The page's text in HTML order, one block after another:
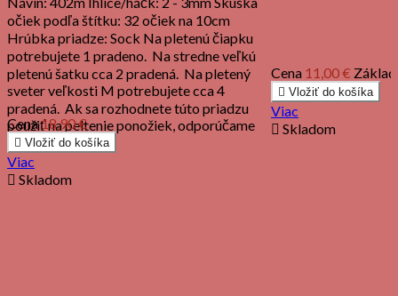
očiek podľa štítku: 32 očiek na 10cm
Hrúbka priadze: Sock Na pletenú čiapku
potrebujete 1 pradeno. Na stredne veľkú
pletenú šatku cca 2 pradená. Na pletený
sveter veľkosti M potrebujete cca 4
pradená. Ak sa rozhodnete túto priadzu
použiť na peltenie ponožiek, odporúčame
na...
Cena18,90 €
 Vložiť do košíka
Viac
 Skladom
Cena 11,00 €
 Vložiť do košíka
Viac
 Skladom